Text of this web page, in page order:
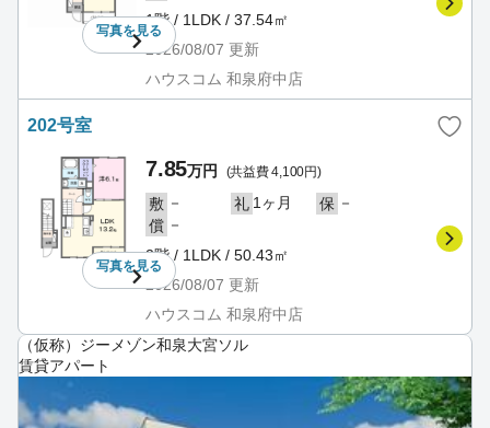
写真を見る
1階 / 1LDK / 37.54㎡
2026/08/07 更新
ハウスコム 和泉府中店
202号室
写真を見る
7.85万円 (共益費 4,100円)
敷 － 礼 1ヶ月 保 －
償 －
2階 / 1LDK / 50.43㎡
2026/08/07 更新
ハウスコム 和泉府中店
（仮称）ジーメゾン和泉大宮ソル
賃貸アパート